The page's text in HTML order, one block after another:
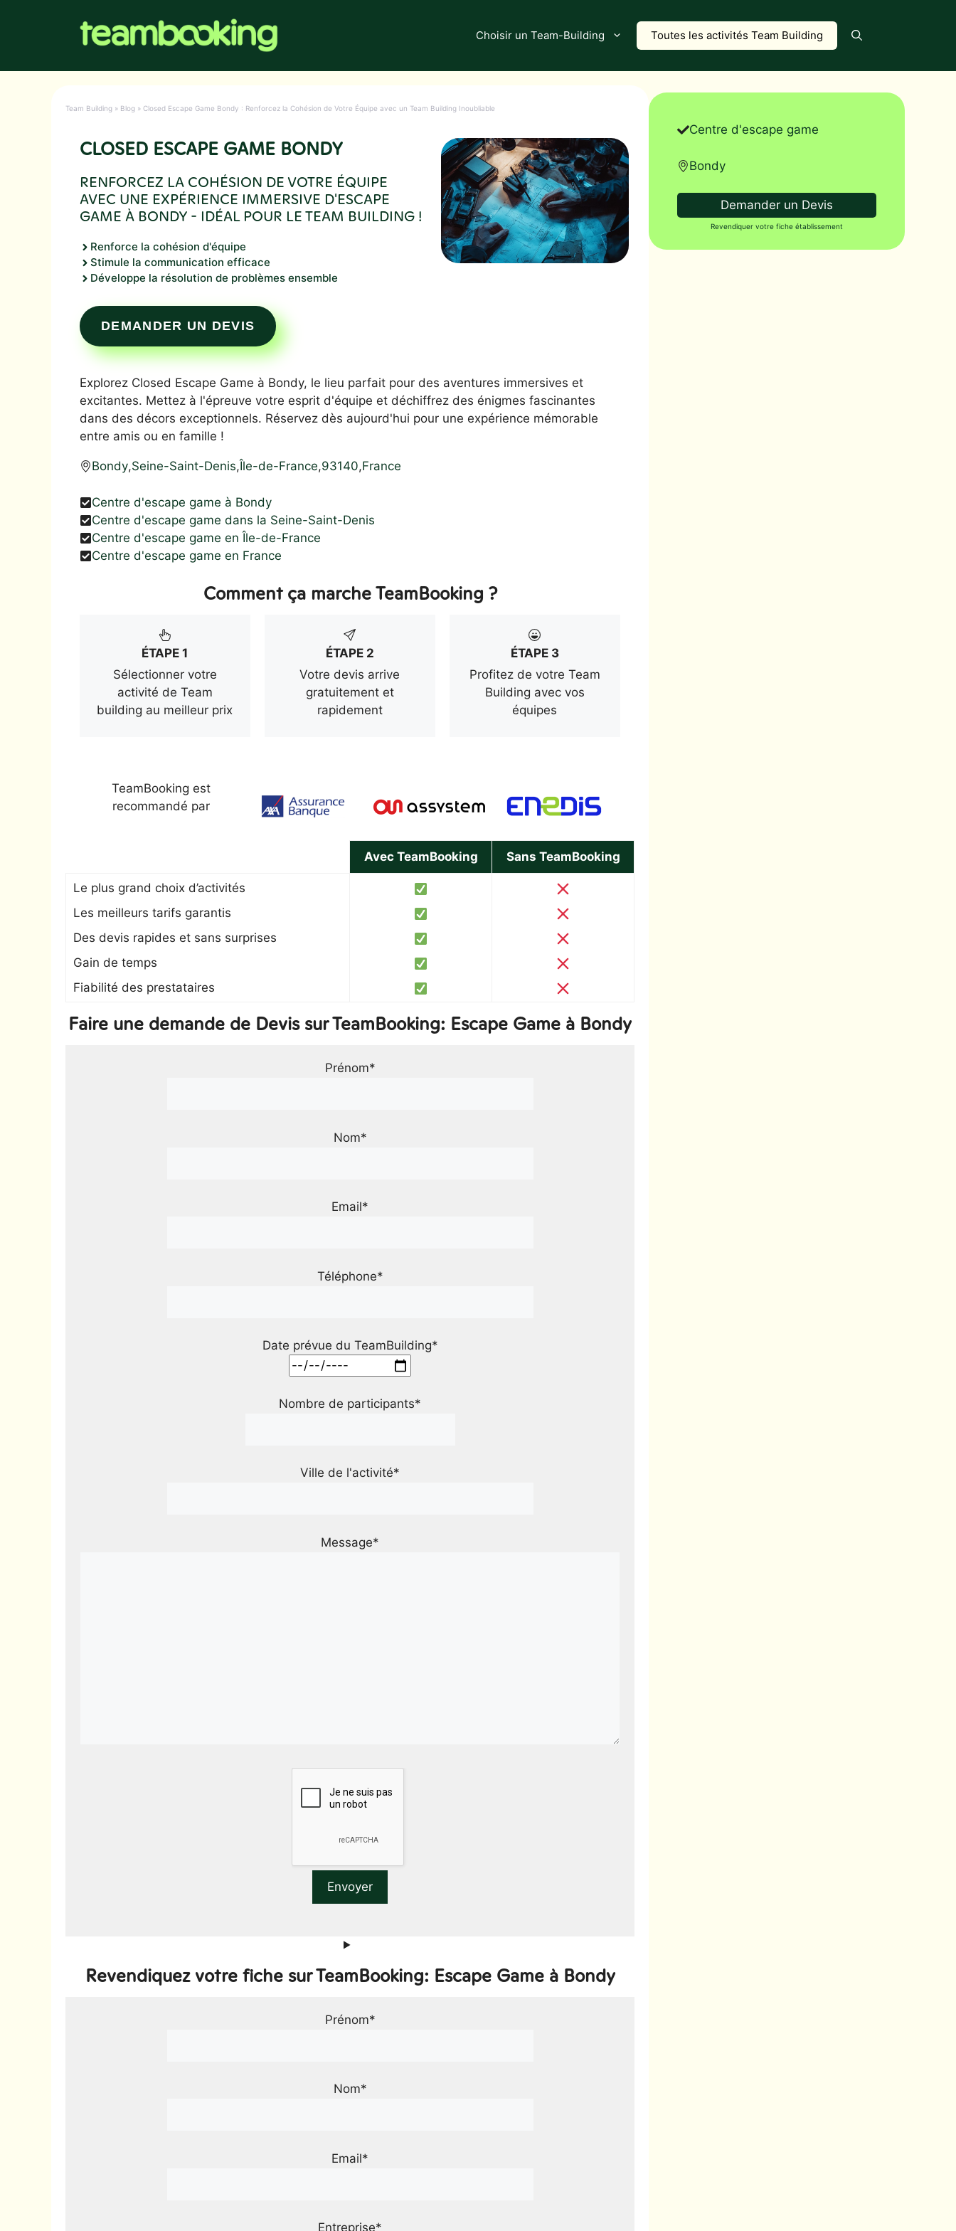
Choisir un Team-Building Toutes les activités Team Building
Team Building » Blog » Closed Escape Game Bondy : Renforcez la Cohésion de Votre Équipe avec un Team Building Inoubliable
CLOSED ESCAPE GAME BONDY
RENFORCEZ LA COHÉSION DE VOTRE ÉQUIPE
AVEC UNE EXPÉRIENCE IMMERSIVE D'ESCAPE
GAME À BONDY - IDÉAL POUR LE TEAM BUILDING !
Renforce la cohésion d'équipe
Stimule la communication efficace
Développe la résolution de problèmes ensemble
DEMANDER UN DEVIS
Explorez Closed Escape Game à Bondy, le lieu parfait pour des aventures immersives et
excitantes. Mettez à l'épreuve votre esprit d'équipe et déchiffrez des énigmes fascinantes
dans des décors exceptionnels. Réservez dès aujourd'hui pour une expérience mémorable
entre amis ou en famille !
Bondy,Seine-Saint-Denis,Île-de-France,93140,France
Centre d'escape game à Bondy
Centre d'escape game dans la Seine-Saint-Denis
Centre d'escape game en Île-de-France
Centre d'escape game en France
Comment ça marche TeamBooking ?
ÉTAPE 1
Sélectionner votre
activité de Team
building au meilleur prix
ÉTAPE 2
Votre devis arrive
gratuitement et
rapidement
ÉTAPE 3
Profitez de votre Team
Building avec vos
équipes
TeamBooking est
recommandé par
Avec TeamBooking Sans TeamBooking
Le plus grand choix d’activités
Les meilleurs tarifs garantis
Des devis rapides et sans surprises
Gain de temps
Fiabilité des prestataires
Faire une demande de Devis sur TeamBooking: Escape Game à Bondy
Prénom*
Nom*
Email*
Téléphone*
Date prévue du TeamBuilding*
Nombre de participants*
Ville de l'activité*
Message*
Revendiquez votre fiche sur TeamBooking: Escape Game à Bondy
Prénom*
Nom*
Email*
Entreprise*
Centre d'escape game
Bondy
Demander un Devis
Revendiquer votre fiche établissement